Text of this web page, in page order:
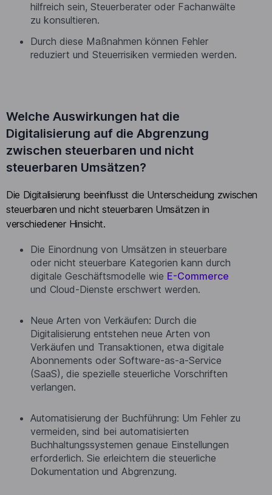
hilfreich sein, Steuerberater oder Fachanwälte
zu konsultieren.
Durch diese Maßnahmen können Fehler
reduziert und Steuerrisiken vermieden werden.
Welche Auswirkungen hat die
Digitalisierung auf die Abgrenzung
zwischen steuerbaren und nicht
steuerbaren Umsätzen?
Die Digitalisierung beeinflusst die Unterscheidung zwischen
steuerbaren und nicht steuerbaren Umsätzen in
verschiedener Hinsicht.
Die Einordnung von Umsätzen in steuerbare
oder nicht steuerbare Kategorien kann durch
digitale Geschäftsmodelle wie E-Commerce
und Cloud-Dienste erschwert werden.
Neue Arten von Verkäufen: Durch die
Digitalisierung entstehen neue Arten von
Verkäufen und Transaktionen, etwa digitale
Abonnements oder Software-as-a-Service
(SaaS), die spezielle steuerliche Vorschriften
verlangen.
Automatisierung der Buchführung: Um Fehler zu
vermeiden, sind bei automatisierten
Buchhaltungssystemen genaue Einstellungen
erforderlich. Sie erleichtern die steuerliche
Dokumentation und Abgrenzung.